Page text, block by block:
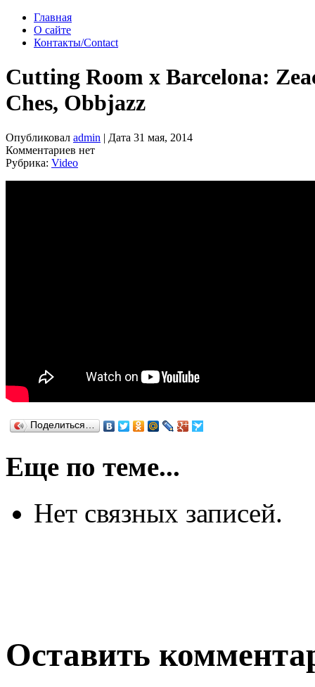
Главная
О сайте
Контакты/Contact
Cutting Room x Barcelona:
Ches, Obbjazz
Опубликовал admin | Дата 31 мая, 2014
Комментариев нет
Рубрика: Video
Поделиться…
Еще по теме...
Нет связных записей.
Оставить